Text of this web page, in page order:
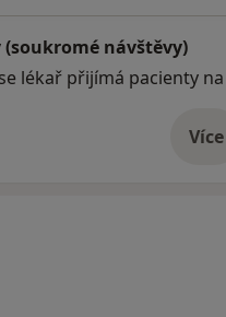
návštěvy)
lékař přijímá pacienty
Více
o